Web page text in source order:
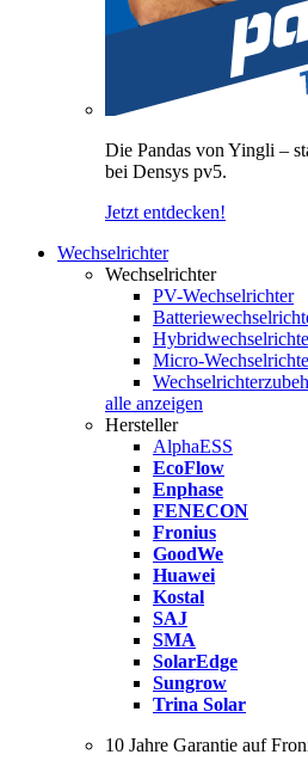
Die Pandas von Yingli –
bei Densys pv5.
Jetzt entdecken!
Wechselrichter
Wechselrichter
PV-Wechselrichter
Micro-
alle anzeigen
Hersteller
AlphaESS
EcoFlow
Enphase
FENECON
Fronius
GoodWe
Huawei
Kostal
SAJ
SMA
SolarEdge
Sungrow
Trina Solar
10 Jahre Garantie auf